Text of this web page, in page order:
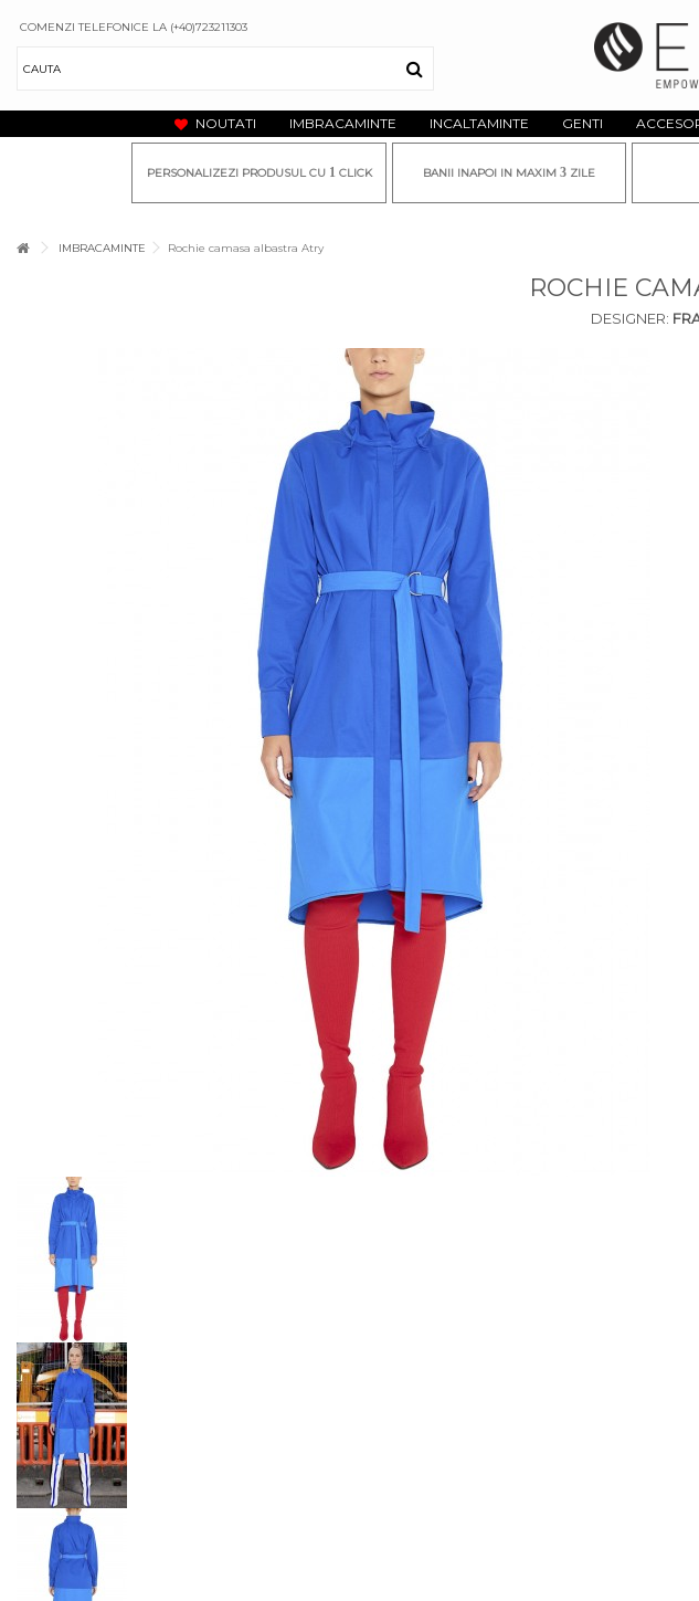
COMENZI TELEFONICE LA (+40)723211303
NOUTATI IMBRACAMINTE INCALTAMINTE GENTI
PERSONALIZEZI PRODUSUL CU 1CLICK BANII INAPOI IN MAXIM 3 ZILE
IMBRACAMINTE Rochie camasa albastra Atry
ROCHIE
DESIGNER: